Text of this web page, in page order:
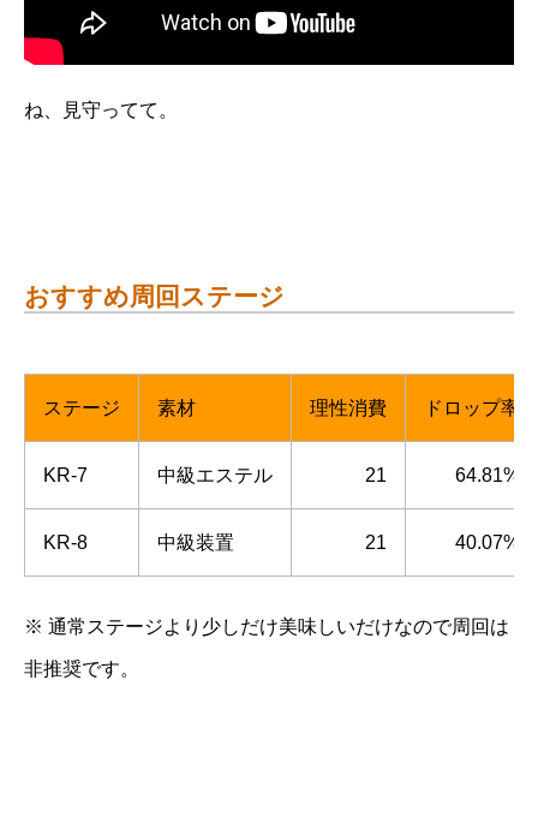
ね、見守ってて。
おすすめ周回ステージ
ステージ 素材 理性消費 ドロップ率
KR-7 中級エステル 21 64.81%
KR-8 中級装置 21 40.07%
※ 通常ステージより少しだけ美味しいだけなので周回は
非推奨です。